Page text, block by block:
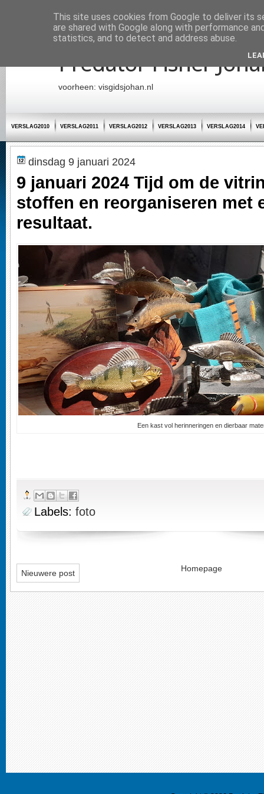
Startpagina
Predator Fisher
voorheen: visgidsjohan.nl
VERSLAG2010 VERSLAG2011 VERSLAG2012 VERSLAG2013 VERSLAG2014
dinsdag 9 januari 2024
9 januari 2024 Tijd om de
stoffen en reorganiseren met
resultaat.
Een kast vol herinneringen en dierbaar
Labels: foto
Nieuwere post Homepage
This site uses cookies from Google to deliver its
are shared with Google along with performance
statistics, and to detect and address abuse.